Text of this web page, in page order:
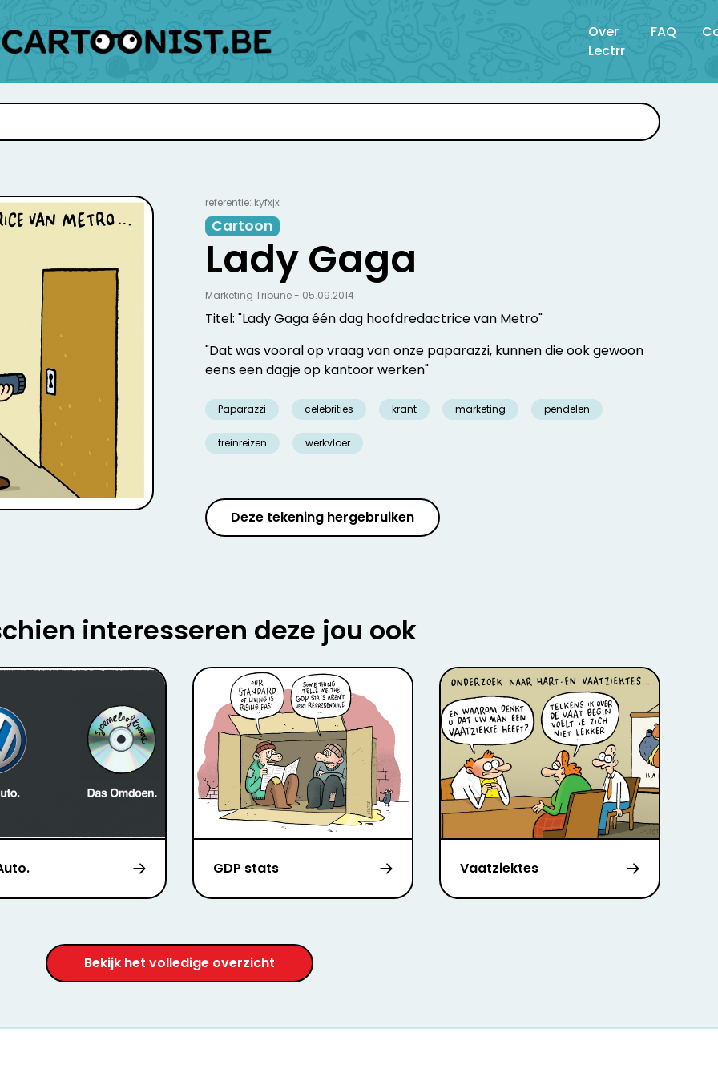
Over
Lectrr
FAQ
referentie: kyfxjx
Cartoon
Lady Gaga
Titel: "Lady Gaga één dag hoofdredactrice van Metro"
"Dat was vooral op vraag van onze paparazzi, kunnen die ook gewoon
eens een dagje op kantoor werken"
Paparazzi celebrities krant marketing pendelen
treinreizen werkvloer
Marketing Tribune - 05.09.2014
Deze tekening hergebruiken
interesseren deze jou ook
GDP stats Vaatziektes
Bekijk het volledige overzicht